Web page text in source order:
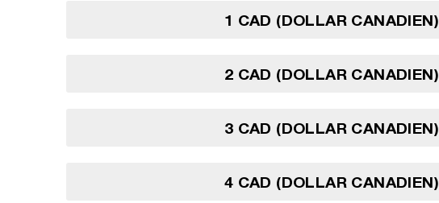
1 CAD (DOLLAR CANADIEN)
2 CAD (DOLLAR CANADIEN)
3 CAD (DOLLAR CANADIEN)
4 CAD (DOLLAR CANADIEN)